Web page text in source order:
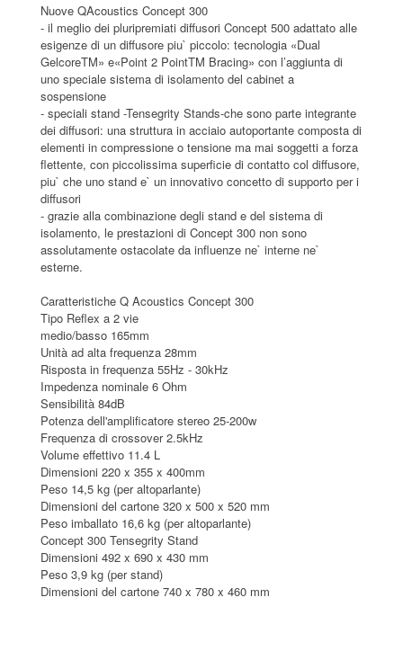
Nuove QAcoustics Concept 300
- il meglio dei pluripremiati diffusori Concept 500 adattato alle
esigenze di un diffusore piu` piccolo: tecnologia «Dual
GelcoreTM» e«Point 2 PointTM Bracing» con l’aggiunta di
uno speciale sistema di isolamento del cabinet a
sospensione
- speciali stand -Tensegrity Stands-che sono parte integrante
dei diffusori: una struttura in acciaio autoportante composta di
elementi in compressione o tensione ma mai soggetti a forza
flettente, con piccolissima superficie di contatto col diffusore,
piu` che uno stand e` un innovativo concetto di supporto per i
diffusori
- grazie alla combinazione degli stand e del sistema di
isolamento, le prestazioni di Concept 300 non sono
assolutamente ostacolate da influenze ne` interne ne`
esterne.
Caratteristiche Q Acoustics Concept 300
Tipo Reflex a 2 vie
medio/basso 165mm
Unità ad alta frequenza 28mm
Risposta in frequenza 55Hz - 30kHz
Impedenza nominale 6 Ohm
Sensibilità 84dB
Potenza dell'amplificatore stereo 25-200w
Frequenza di crossover 2.5kHz
Volume effettivo 11.4 L
Dimensioni 220 x 355 x 400mm
Peso 14,5 kg (per altoparlante)
Dimensioni del cartone 320 x 500 x 520 mm
Peso imballato 16,6 kg (per altoparlante)
Concept 300 Tensegrity Stand
Dimensioni 492 x 690 x 430 mm
Peso 3,9 kg (per stand)
Dimensioni del cartone 740 x 780 x 460 mm